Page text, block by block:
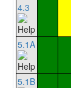
4.3
5.1A
5.1B